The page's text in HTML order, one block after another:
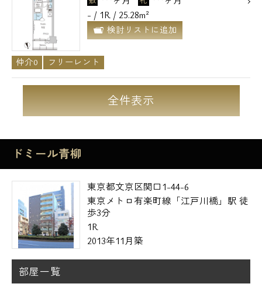
- / 1R / 25.28m²
検討リストに追加
仲介0 フリーレント
全件表示
ドミール青柳
東京都文京区関口1-44-6
東京メトロ有楽町線「江戸川橋」駅 徒
歩3分
1R
2013年11月築
部屋一覧